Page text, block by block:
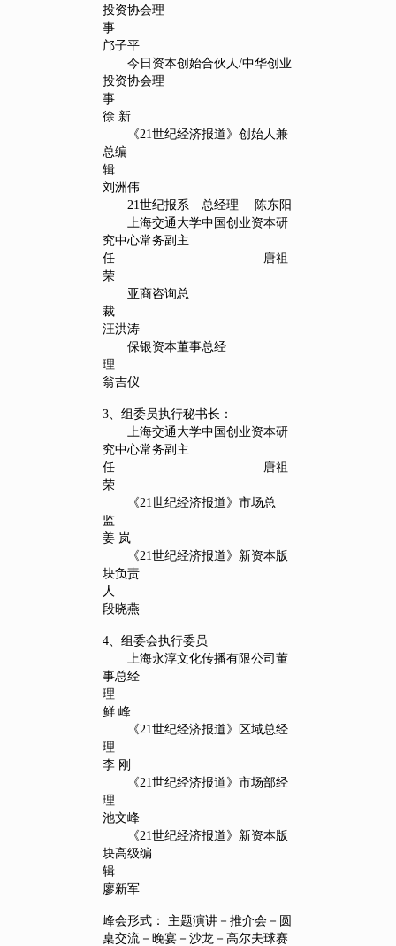
投资协会理
事
邝子平
今日资本创始合伙人/中华创业
投资协会理
事
徐 新
《21世纪经济报道》创始人兼
总编
辑
刘洲伟
21世纪报系 总经理 陈东阳
上海交通大学中国创业资本研
究中心常务副主
任 唐祖
荣
亚商咨询总
汪洪涛
保银资本董事总经
翁吉仪
3、组委员执行秘书长：
上海交通大学中国创业资本研
究中心常务副主
任 唐祖
荣
《21世纪经济报道》市场总
监
姜 岚
《21世纪经济报道》新资本版
块负责
人
段晓燕
4、组委会执行委员
上海永淳文化传播有限公司董
事总经
理
鲜 峰
《21世纪经济报道》区域总经
理
李 刚
《21世纪经济报道》市场部经
理
池文峰
《21世纪经济报道》新资本版
块高级编
辑
廖新军
峰会形式： 主题演讲－推介会－圆
桌交流－晚宴－沙龙－高尔夫球赛